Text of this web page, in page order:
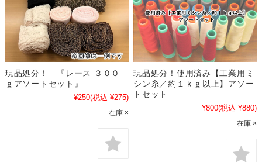
現品処分！ 『レース ３００
ｇアソートセット』
¥250(税込 ¥275)
在庫 ×
現品処分！使用済み【工業用ミ
シン糸／約１ｋｇ以上】アソー
トセット
¥800(税込 ¥880)
在庫 ×